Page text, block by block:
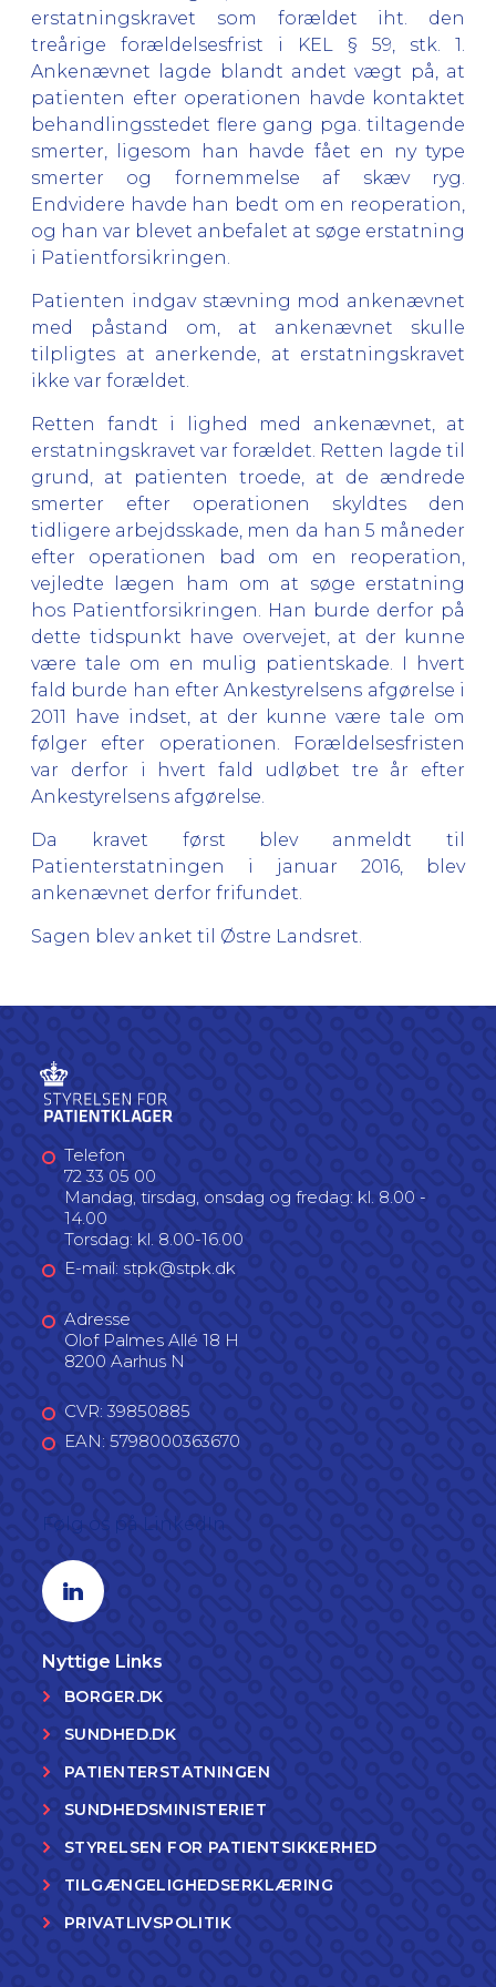
erstatningskravet som forældet iht. den
treårige forældelsesfrist i KEL § 59, stk. 1.
Ankenævnet lagde blandt andet vægt på, at
patienten efter operationen havde kontaktet
behandlingsstedet flere gang pga. tiltagende
smerter, ligesom han havde fået en ny type
smerter og fornemmelse af skæv ryg.
Endvidere havde han bedt om en reoperation,
og han var blevet anbefalet at søge erstatning
i Patientforsikringen.
Patienten indgav stævning mod ankenævnet
med påstand om, at ankenævnet skulle
tilpligtes at anerkende, at erstatningskravet
ikke var forældet.
Retten fandt i lighed med ankenævnet, at
erstatningskravet var forældet. Retten lagde til
grund, at patienten troede, at de ændrede
smerter efter operationen skyldtes den
tidligere arbejdsskade, men da han 5 måneder
efter operationen bad om en reoperation,
vejledte lægen ham om at søge erstatning
hos Patientforsikringen. Han burde derfor på
dette tidspunkt have overvejet, at der kunne
være tale om en mulig patientskade. I hvert
fald burde han efter Ankestyrelsens afgørelse i
2011 have indset, at der kunne være tale om
følger efter operationen. Forældelsesfristen
var derfor i hvert fald udløbet tre år efter
Ankestyrelsens afgørelse.
Da kravet først blev anmeldt til
Patienterstatningen i januar 2016, blev
ankenævnet derfor frifundet.
Sagen blev anket til Østre Landsret.
Telefon
72 33 05 00
Mandag, tirsdag, onsdag og fredag: kl. 8.00 -
14.00
Torsdag: kl. 8.00-16.00
E-mail: stpk@stpk.dk
Adresse
Olof Palmes Allé 18 H
8200 Aarhus N
CVR: 39850885
EAN: 5798000363670
Linkedin profil
Nyttige Links
BORGER.DK
SUNDHED.DK
PATIENTERSTATNINGEN
SUNDHEDSMINISTERIET
STYRELSEN FOR PATIENTSIKKERHED
TILGÆNGELIGHEDSERKLÆRING
PRIVATLIVSPOLITIK